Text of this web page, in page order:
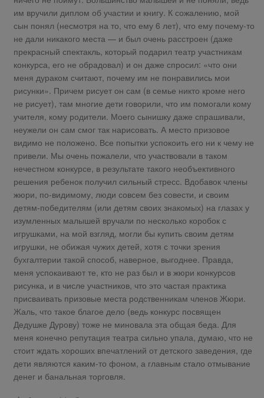
им вручили диплом об участии и книгу. К сожалению, мой
сын понял (несмотря на то, что ему 6 лет), что ему почему-то
не дали никакого места — и был очень расстроен (даже
прекрасный спектакль, который подарил театр участникам
конкурса, его не обрадовал) и он даже спросил: «что они
меня дураком считают, почему им не понравились мои
рисунки». Причем рисует он сам (в семье никто кроме него
не рисует), там многие дети говорили, что им помогали кому
учителя, кому родители. Моего сынишку даже спрашивали,
неужели он сам смог так нарисовать. А место призовое
видимо не положено. Все попытки успокоить его ни к чему не
привели. Мы очень пожалели, что участвовали в таком
нечестном конкурсе, в результате такого необъективного
решения ребенок получил сильный стресс. Вдобавок члены
жюри, по-видимому, люди совсем без совести, и своим
детям-победителям (или детям своих знакомых) на глазах у
изумленных малышей вручали по несколько коробок с
игрушками, на мой взгляд, могли бы купить своим детям
игрушки, не обижая чужих детей, хотя с точки зрения
бухгалтерии такой способ, наверное, выгоднее. Правда,
меня успокаивают те, кто не раз был и в жюри конкурсов
рисунка, и в числе участников, что это частая практика
присваивать призовые места родственникам членов Жюри.
Жаль, что такое благое дело (ведь конкурс посвящен
Дедушке Дурову) тоже не миновала эта общая беда. Для
меня конечно репутация театра сильно упала, думаю, что не
стоит ждать хороших впечатлений от детского заведения, где
дети являются каким-то фоном, а главным стало отмывание
денег и банальная торговля.